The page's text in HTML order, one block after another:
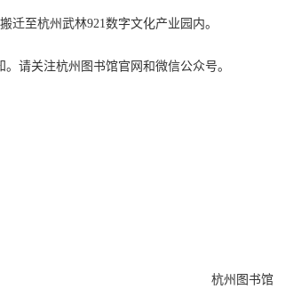
迁至杭州武林921数字文化产业园内。
请关注杭州图书馆官网和微信公众号。
杭州图书馆